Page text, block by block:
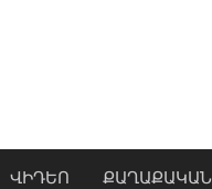
ՎԻԴԵՈ ՔԱՂԱՔԱԿԱՆ